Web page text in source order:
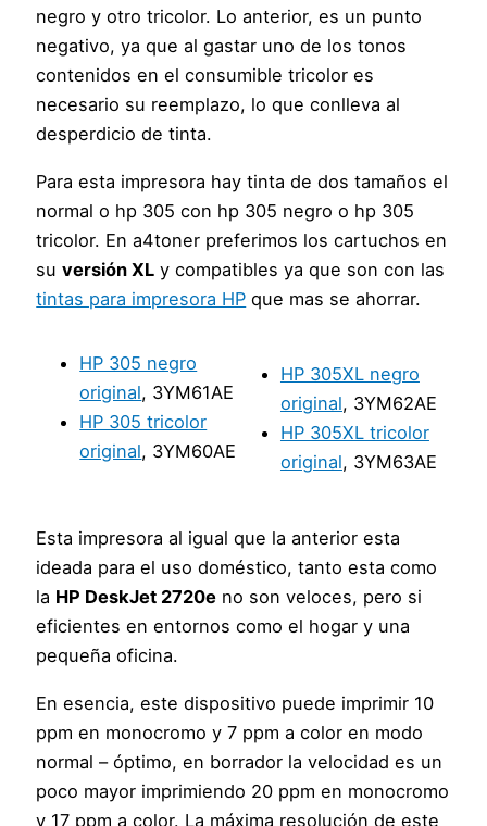
negro y otro tricolor. Lo anterior, es un punto
negativo, ya que al gastar uno de los tonos
contenidos en el consumible tricolor es
necesario su reemplazo, lo que conlleva al
desperdicio de tinta.
Para esta impresora hay tinta de dos tamaños el
normal o hp 305 con hp 305 negro o hp 305
tricolor. En a4toner preferimos los cartuchos en
suversión XL y compatibles ya que son con las
tintas para impresora HP que mas se ahorrar.
HP 305 negro
original, 3YM61AE
HP 305 tricolor
original, 3YM60AE
HP 305XL negro
original, 3YM62AE
HP 305XL tricolor
original, 3YM63AE
Esta impresora al igual que la anterior esta
ideada para el uso doméstico, tanto esta como
la HP DeskJet 2720e no son veloces, pero si
eficientes en entornos como el hogar y una
pequeña oficina.
En esencia, este dispositivo puede imprimir 10
ppm en monocromo y 7 ppm a color en modo
normal – óptimo, en borrador la velocidad es un
poco mayor imprimiendo 20 ppm en monocromo
y 17 ppm a color. La máxima resolución de este